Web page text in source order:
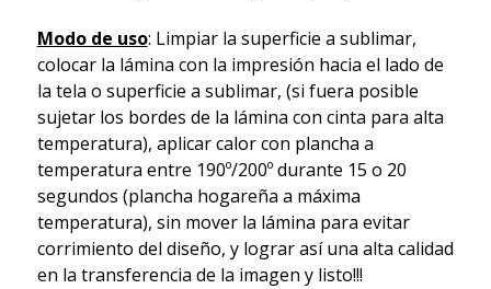
Modo de uso: Limpiar la superficie a sublimar,
colocar la lámina con la impresión hacia el lado de
la tela o superficie a sublimar, (si fuera posible
sujetar los bordes de la lámina con cinta para alta
temperatura), aplicar calor con plancha a
temperatura entre 190º/200º durante 15 o 20
segundos (plancha hogareña a máxima
temperatura), sin mover la lámina para evitar
corrimiento del diseño, y lograr así una alta calidad
en la transferencia de la imagen y listo!!!